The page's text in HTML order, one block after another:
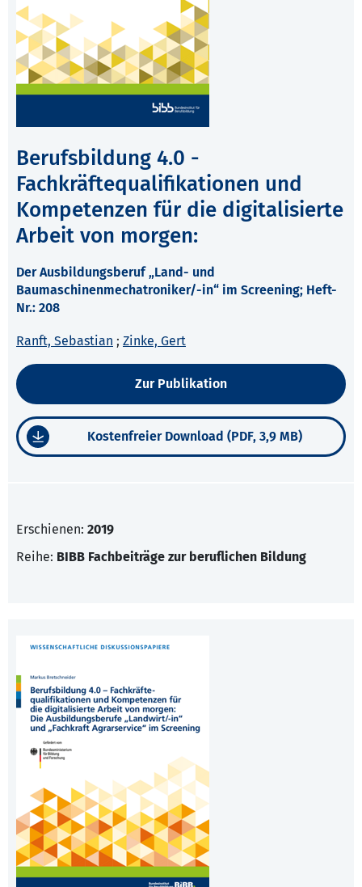
Berufsbildung 4.0 -
Fachkräftequalifikationen und
Kompetenzen für die digitalisierte
Arbeit von morgen:
Der Ausbildungsberuf „Land- und
Baumaschinenmechatroniker/-in“ im Screening; Heft-
Nr.: 208
Ranft, Sebastian ; Zinke, Gert
Zur Publikation
Kostenfreier Download (PDF, 3,9 MB)
Erschienen: 2019
Reihe: BIBB Fachbeiträge zur beruflichen Bildung